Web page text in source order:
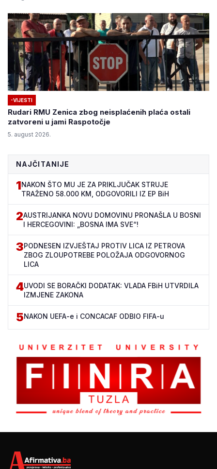
-VIJESTI
Rudari RMU Zenica zbog neisplaćenih plaća ostali
zatvoreni u jami Raspotočje
5. august 2026.
NAJČITANIJE
1NAKON ŠTO MU JE ZA PRIKLJUČAK STRUJE
TRAŽENO 58.000 KM, ODGOVORILI IZ EP BiH
2AUSTRIJANKA NOVU DOMOVINU PRONAŠLA U BOSNI
I HERCEGOVINI: „BOSNA IMA SVE“!
3PODNESEN IZVJEŠTAJ PROTIV LICA IZ PETROVA
ZBOG ZLOUPOTREBE POLOŽAJA ODGOVORNOG
LICA
4UVODI SE BORAČKI DODATAK: VLADA FBiH UTVRDILA
IZMJENE ZAKONA
5NAKON UEFA-e i CONCACAF ODBIO FIFA-u